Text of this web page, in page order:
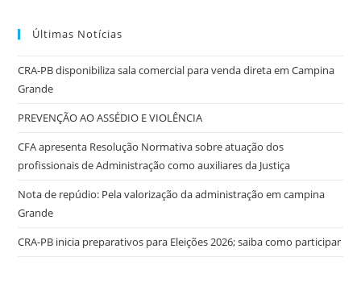
Últimas Notícias
CRA-PB disponibiliza sala comercial para venda direta em Campina
Grande
PREVENÇÃO AO ASSÉDIO E VIOLÊNCIA
CFA apresenta Resolução Normativa sobre atuação dos
profissionais de Administração como auxiliares da Justiça
Nota de repúdio: Pela valorização da administração em campina
Grande
CRA-PB inicia preparativos para Eleições 2026; saiba como participar